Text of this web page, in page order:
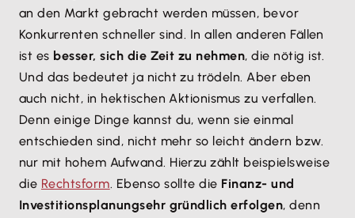
an den Markt gebracht werden müssen, bevor
Konkurrenten schneller sind. In allen anderen Fällen
ist es besser, sich die Zeit zu nehmen, die nötig ist.
Und das bedeutet ja nicht zu trödeln. Aber eben
auch nicht, in hektischen Aktionismus zu verfallen.
Denn einige Dinge kannst du, wenn sie einmal
entschieden sind, nicht mehr so leicht ändern bzw.
nur mit hohem Aufwand. Hierzu zählt beispielsweise
die Rechtsform. Ebenso sollte die Finanz- und
Investitionsplanungsehr gründlich erfolgen, denn